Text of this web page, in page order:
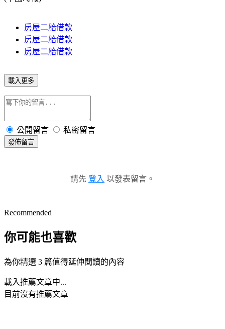
房屋二胎借款
房屋二胎借款
房屋二胎借款
載入更多
公開留言 私密留言
發佈留言
請先 登入 以發表留言。
Recommended
你可能也喜歡
為你精選 3 篇值得延伸閱讀的內容
載入推薦文章中...
目前沒有推薦文章